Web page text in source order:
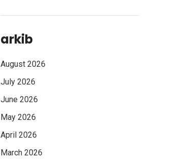
arkib
August 2026
July 2026
June 2026
May 2026
April 2026
March 2026